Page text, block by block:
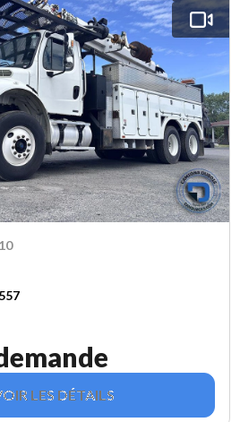
LES DÉTAILS